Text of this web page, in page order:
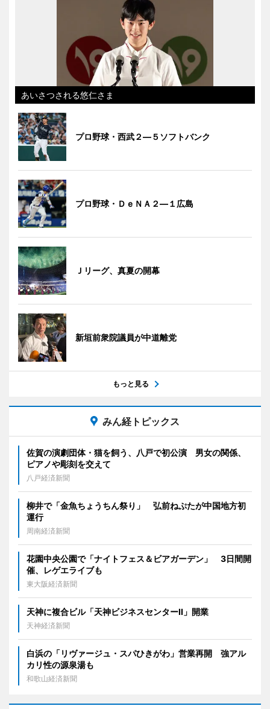
あいさつされる悠仁さま
プロ野球・西武２―５ソフトバンク
プロ野球・ＤｅＮＡ２―１広島
Ｊリーグ、真夏の開幕
新垣前衆院議員が中道離党
もっと見る
みん経トピックス
佐賀の演劇団体・猫を飼う、八戸で初公演 男女の関係、
ピアノや彫刻を交えて
八戸経済新聞
柳井で「金魚ちょうちん祭り」 弘前ねぷたが中国地方初
運行
周南経済新聞
花園中央公園で「ナイトフェス＆ビアガーデン」 3日間開
催、レゲエライブも
東大阪経済新聞
天神に複合ビル「天神ビジネスセンターII」開業
天神経済新聞
白浜の「リヴァージュ・スパひきがわ」営業再開 強アル
カリ性の源泉湯も
和歌山経済新聞